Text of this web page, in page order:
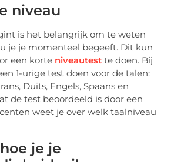
niveau
is het belangrijk om te weten
je je momenteel begeeft. Dit kun
een korte niveautest te doen. Bij
1-urige test doen voor de talen:
Duits, Engels, Spaans en
de test beoordeeld is door een
weet je over welk taalniveau
je je